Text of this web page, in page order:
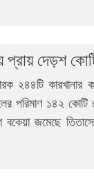
দেড়শ
২৪৪টি কারখানার
পরিমাণ ১৪২
বকেয়া জমেছে